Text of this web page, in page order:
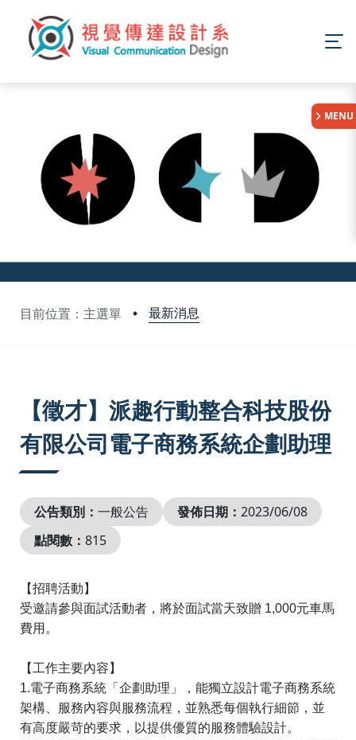
目前位置：主選單 最新消息
MENU
【徵才】派趣行動整合科技股份
有限公司電子商務系統企劃助理
公告類別： 一般公告 發佈日期： 2023/06/08
點閱數： 815
【招聘活動】
受邀請參與面試活動者，將於面試當天致贈 1,000元車馬
費用。
【工作主要內容】
1.電子商務系統「企劃助理」，能獨立設計電子商務系統
架構、服務內容與服務流程，並熟悉每個執行細節，並
有高度嚴苛的要求，以提供優質的服務體驗設計。